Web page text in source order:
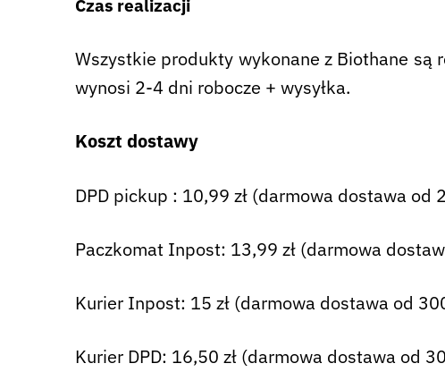
Czas realizacji
Wszystkie produkty wykonane z Biothane są
wynosi 2-4 dni robocze + wysyłka.
Koszt dostawy
DPD pickup : 10,99 zł (darmowa dostawa od
Paczkomat Inpost: 13,99 zł (darmowa
Kurier Inpost: 15 zł (darmowa dostawa od
Kurier DPD: 16,50 zł (darmowa dostawa od